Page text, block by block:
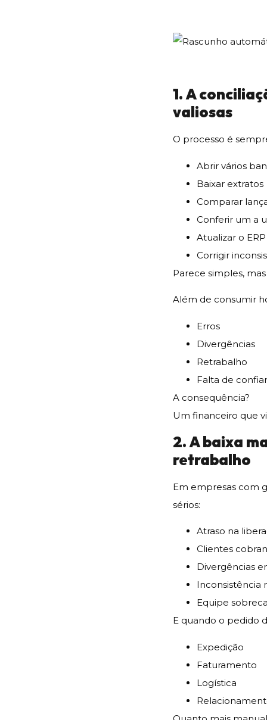
1. A
valiosas
O processo é
Abrir vários
Baixar extratos
Comparar
Conferir um a
Atualizar o ERP
Corrigir
Parece simples,
Além de consumir
Erros
Divergências
Retrabalho
Falta de
A consequência?
Um financeiro que
2. A baixa
retrabalho
Em empresas com
sérios:
Atraso na
Clientes
Divergências
Inconsistência
Equipe
E quando o pedido
Expedição
Faturamento
Logística